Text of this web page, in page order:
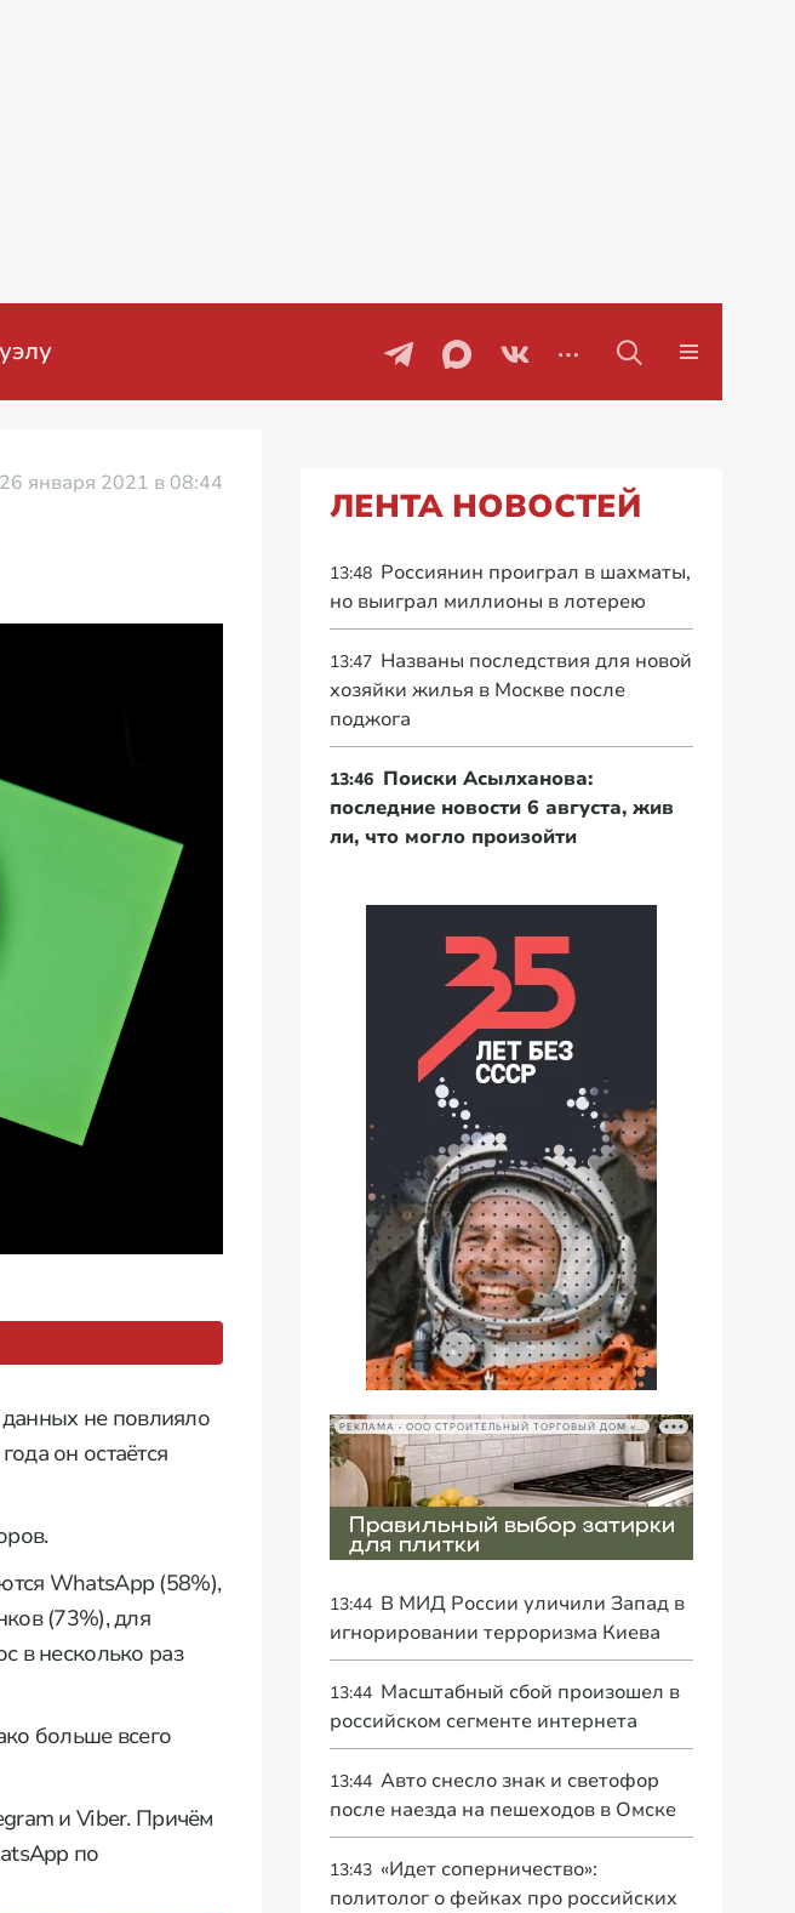
мирные переговоры Проблемы с бензином в
26 января 2021 в 08:44
не повлияло
он остаётся
WhatsApp (58%),
(73%), для
в несколько раз
больше всего
и Viber. Причём
по
ЛЕНТА НОВОСТЕЙ
13:48 Россиянин проиграл в шахматы,
но выиграл миллионы в лотерею
13:47 Названы последствия для новой
хозяйки жилья в Москве после
поджога
13:46 Поиски Асылханова:
последние новости 6 августа, жив
ли, что могло произойти
13:44 В МИД России уличили Запад в
игнорировании терроризма Киева
13:44 Масштабный сбой произошел в
российском сегменте интернета
13:44 Авто снесло знак и светофор
после наезда на пешеходов в Омске
13:43 «Идет соперничество»:
политолог о фейках про российских